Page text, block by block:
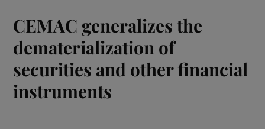
CEMAC generalizes the
dematerialization of
securities and other financial
instruments